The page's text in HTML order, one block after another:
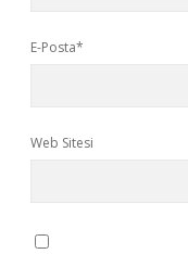
E-Posta*
Web Sitesi